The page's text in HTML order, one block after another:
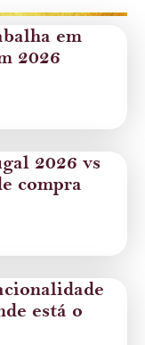
em
2026
2026 vs
compra
está o